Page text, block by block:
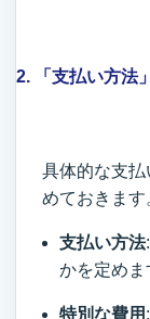
2. 「支払い方法
具体的な支
めておきます
支払い方法
かを定めま
特別な費用